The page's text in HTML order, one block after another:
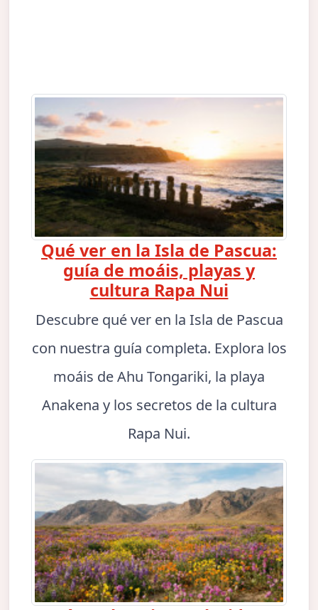
Qué ver en la Isla de Pascua:
guía de moáis, playas y
cultura Rapa Nui
Descubre qué ver en la Isla de Pascua
con nuestra guía completa. Explora los
moáis de Ahu Tongariki, la playa
Anakena y los secretos de la cultura
Rapa Nui.